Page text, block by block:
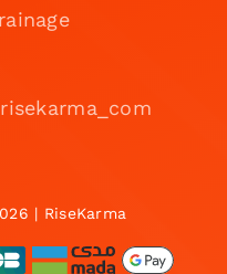
| RiseKarma